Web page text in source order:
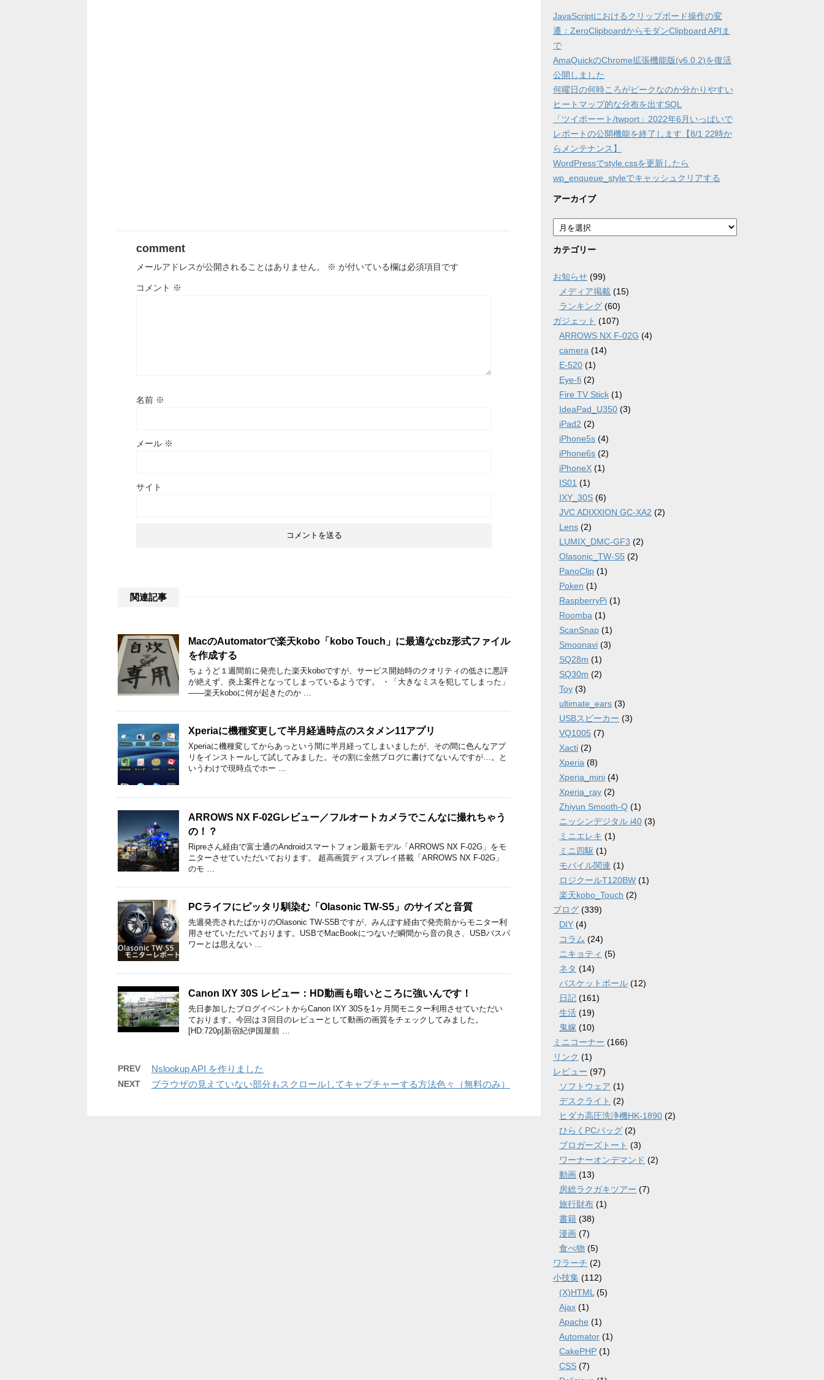
comment
メールアドレスが公開されることはありません。 ※ が付いている欄は必須項目です
コメント ※
名前 ※
メール ※
サイト
関連記事
MacのAutomatorで楽天kobo「kobo Touch」に最適なcbz形式ファイル
を作成する
ちょうど１週間前に発売した楽天koboですが、サービス開始時のクオリティの低さに悪評
が絶えず、炎上案件となってしまっているようです。 ・「大きなミスを犯してしまった」
――楽天koboに何が起きたのか …
Xperiaに機種変更して半月経過時点のスタメン11アプリ
Xperiaに機種変してからあっという間に半月経ってしまいましたが、その間に色んなアプ
リをインストールして試してみました。その割に全然ブログに書けてないんですが…。と
いうわけで現時点でホー …
ARROWS NX F-02Gレビュー／フルオートカメラでこんなに撮れちゃう
の！？
Ripreさん経由で富士通のAndroidスマートフォン最新モデル「ARROWS NX F-02G」をモ
ニターさせていただいております。 超高画質ディスプレイ搭載「ARROWS NX F-02G」
のモ …
PCライフにピッタリ馴染む「Olasonic TW-S5」のサイズと音質
先週発売されたばかりのOlasonic TW-S5Bですが、みんぽす経由で発売前からモニター利
用させていただいております。USBでMacBookにつないだ瞬間から音の良さ、USBバスパ
ワーとは思えない …
Canon IXY 30S レビュー：HD動画も暗いところに強いんです！
先日参加したブログイベントからCanon IXY 30Sを1ヶ月間モニター利用させていただい
ております。今回は３回目のレビューとして動画の画質をチェックしてみました。
[HD:720p]新宿紀伊国屋前 …
PREV Nslookup API を作りました
NEXT ブラウザの見えていない部分もスクロールしてキャプチャーする方法色々（無料のみ）
JavaScriptにおけるクリップボード操作の変
遷：ZeroClipboardからモダンClipboard APIま
で
AmaQuickのChrome拡張機能版(v6.0.2)を復活
公開しました
何曜日の何時ころがピークなのか分かりやすい
ヒートマップ的な分布を出すSQL
「ツイポーート/twport」2022年6月いっぱいで
レポートの公開機能を終了します【8/1 22時か
らメンテナンス】
WordPressでstyle.cssを更新したら
wp_enqueue_styleでキャッシュクリアする
アーカイブ
ア
ー
カ
ブ
カテゴリー
お知らせ (99)
メディア掲載 (15)
ランキング (60)
ガジェット (107)
ARROWS NX F-02G (4)
camera (14)
E-520 (1)
Eye-fi (2)
Fire TV Stick (1)
IdeaPad_U350 (3)
iPad2 (2)
iPhone5s (4)
iPhone6s (2)
iPhoneX (1)
IS01 (1)
IXY_30S (6)
JVC ADIXXION GC-XA2 (2)
Lens (2)
LUMIX_DMC-GF3 (2)
Olasonic_TW-S5 (2)
PanoClip (1)
Poken (1)
RaspberryPi (1)
Roomba (1)
ScanSnap (1)
Smoonavi (3)
SQ28m (1)
SQ30m (2)
Toy (3)
ultimate_ears (3)
USBスピーカー (3)
VQ1005 (7)
Xacti (2)
Xperia (8)
Xperia_mini (4)
Xperia_ray (2)
Zhiyun Smooth-Q (1)
ニッシンデジタル i40 (3)
ミニエレキ (1)
ミニ四駆 (1)
モバイル関連 (1)
ロジクールT120BW (1)
楽天kobo_Touch (2)
ブログ (339)
DIY (4)
コラム (24)
ニキョティ (5)
ネタ (14)
バスケットボール (12)
日記 (161)
生活 (19)
鬼嫁 (10)
ミニコーナー (166)
リンク (1)
レビュー (97)
ソフトウェア (1)
デスクライト (2)
ヒダカ高圧洗浄機HK-1890 (2)
ひらくPCバッグ (2)
ブロガーズトート (3)
ワーナーオンデマンド (2)
動画 (13)
房総ラクガキツアー (7)
旅行財布 (1)
書籍 (38)
漫画 (7)
食べ物 (5)
ワラーチ (2)
小技集 (112)
(X)HTML (5)
Ajax (1)
Apache (1)
Automator (1)
CakePHP (1)
CSS (7)